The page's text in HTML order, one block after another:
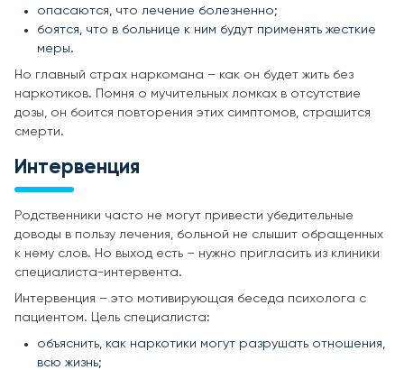
опасаются, что лечение болезненно;
боятся, что в больнице к ним будут применять жесткие
меры.
Но главный страх наркомана – как он будет жить без
наркотиков. Помня о мучительных ломках в отсутствие
дозы, он боится повторения этих симптомов, страшится
смерти.
Интервенция
Родственники часто не могут привести убедительные
доводы в пользу лечения, больной не слышит обращенных
к нему слов. Но выход есть – нужно пригласить из клиники
специалиста-интервента.
Интервенция – это мотивирующая беседа психолога с
пациентом. Цель специалиста:
объяснить, как наркотики могут разрушать отношения,
всю жизнь;